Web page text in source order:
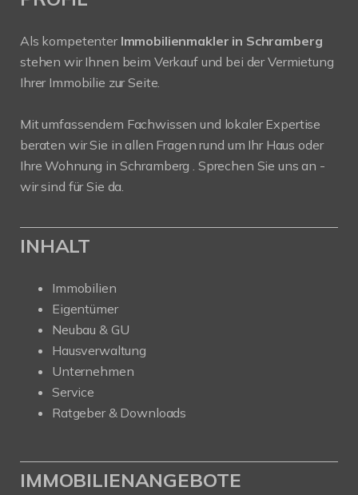
Als kompetenter Immobilienmakler in Schramberg
stehen wir Ihnen beim Verkauf und bei der Vermietung
Ihrer Immobilie zur Seite.
Mit umfassendem Fachwissen und lokaler Expertise
beraten wir Sie in allen Fragen rund um Ihr Haus oder
Ihre Wohnung in Schramberg . Sprechen Sie uns an -
wir sind für Sie da.
INHALT
Immobilien
Eigentümer
Neubau & GU
Hausverwaltung
Unternehmen
Service
Ratgeber & Downloads
IMMOBILIENANGEBOTE